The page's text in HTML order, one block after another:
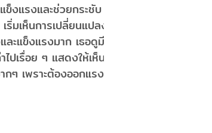
ข็งแรงและช่วยกระชับ
มเห็นการเปลี่ยนแปลงจาก
ะแข็งแรงมาก เธอดูมี
เรื่อย ๆ แสดงให้เห็นถึง
เพราะต้องออกแรงมาก